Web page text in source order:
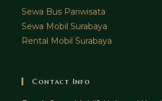
Sewa Bus Pariwisata
Sewa Mobil Surabaya
Rental Mobil Surabaya
Contact Info